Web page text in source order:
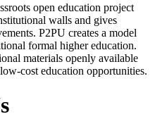
open education project
walls and gives
P2PU creates a model
formal higher education.
materials openly available
cost education opportunities.